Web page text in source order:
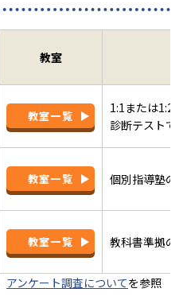
教室
教室一覧
1:1または1:2
診断テストで
教室一覧 個別指導塾の
教室一覧 教科書準拠の
アンケート調査についてを参照